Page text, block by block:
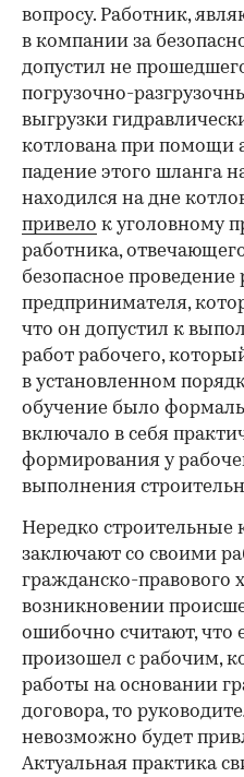
вопросу. Работник,
в компании за
допустил не
погрузочно-
выгрузки
котлована при помощи
падение этого шланга
находился на дне
привело к уголовному
работника,
безопасное проведение
предпринимателя,
что он допустил к
работ рабочего,
в установленном
обучение было
включало в себя
формирования у
выполнения
Нередко строительные
заключают со своими
гражданско-правового
возникновении
ошибочно считают, что
произошел с рабочим,
работы на основании
договора, то
невозможно будет
Актуальная практика